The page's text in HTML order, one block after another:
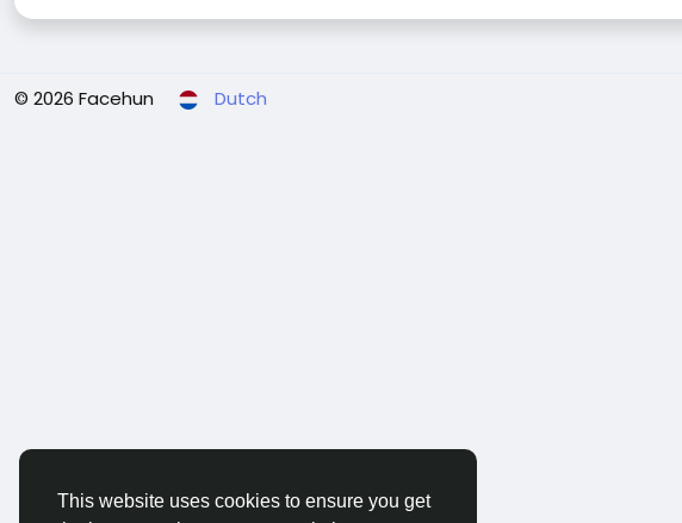
This website uses cookies to ensure you get
© 2026 Facehun Dutch